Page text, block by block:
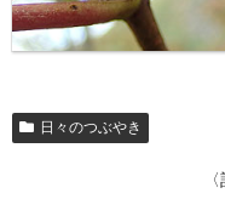
日々のつぶやき